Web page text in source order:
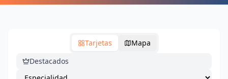
Tarjetas
Mapa
Destacados